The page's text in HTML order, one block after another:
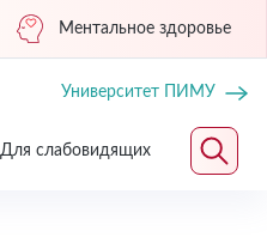
Ментальное здоровье
Университет ПИМУ
Для слабовидящих